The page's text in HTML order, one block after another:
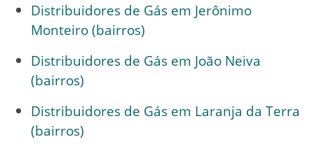
Distribuidores de Gás em Jerônimo
Monteiro (bairros)
Distribuidores de Gás em João Neiva
(bairros)
Distribuidores de Gás em Laranja da Terra
(bairros)